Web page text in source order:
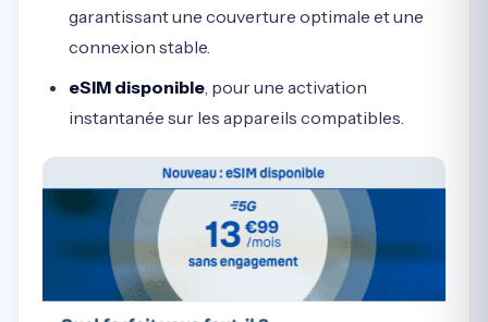
garantissant une couverture optimale et une
connexion stable.
eSIM disponible , pour une activation
instantanée sur les appareils compatibles.